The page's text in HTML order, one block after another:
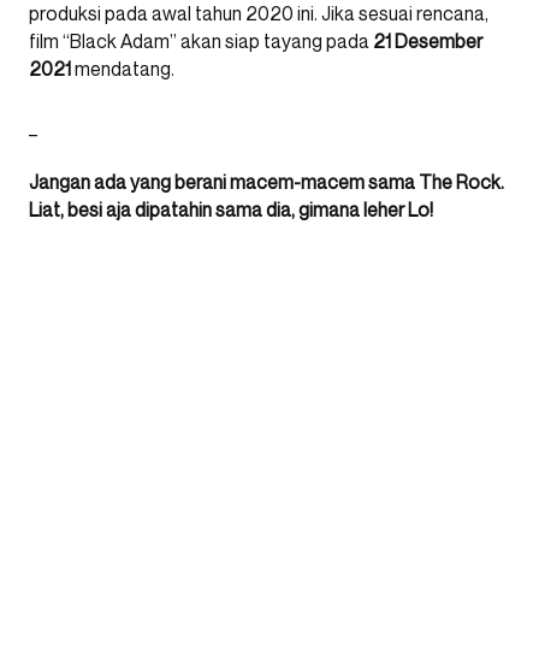
produksi pada awal tahun 2020 ini. Jika sesuai rencana,
film “Black Adam” akan siap tayang pada 21 Desember
2021mendatang.
Jangan ada yang berani macem-macem sama The Rock.
Liat, besi aja dipatahin sama dia, gimana leher Lo!